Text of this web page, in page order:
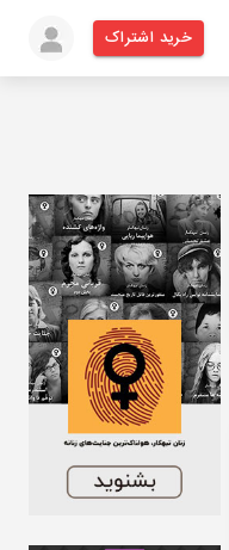
خرید اشتراک